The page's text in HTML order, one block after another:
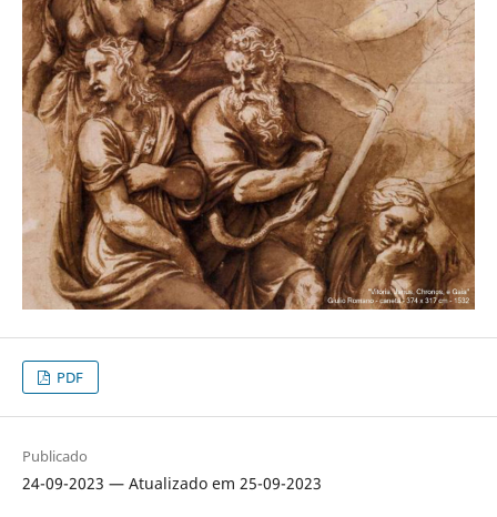
PDF
Publicado
24-09-2023 — Atualizado em 25-09-2023